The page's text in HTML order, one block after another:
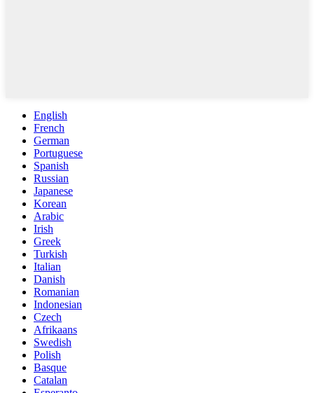
English
French
German
Portuguese
Spanish
Russian
Japanese
Korean
Arabic
Irish
Greek
Turkish
Italian
Danish
Romanian
Indonesian
Czech
Afrikaans
Swedish
Polish
Basque
Catalan